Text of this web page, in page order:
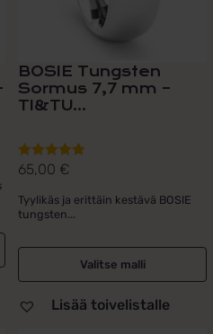
BOSIE Tungsten
Sormus 7,7 mm –
TI&TU...
Arvostelu
5.00/ 5
65,00 €
Tyylikäs ja erittäin kestävä BOSIE
tungsten...
Valitse malli
Lisää toivelistalle